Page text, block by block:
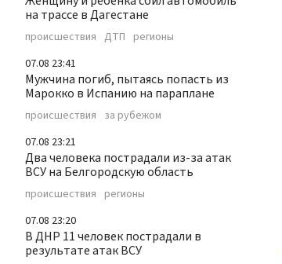
на трассе в Дагестане
происшествия ДТП регионы
07.08 23:41
Мужчина погиб, пытаясь попасть из
Марокко в Испанию на параплане
происшествия за рубежом
07.08 23:21
Два человека пострадали из-за атак
ВСУ на Белгородскую область
происшествия регионы
07.08 23:20
В ДНР 11 человек пострадали в
результате атак ВСУ